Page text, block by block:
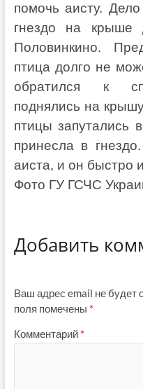
помочь аисту.
гнездо на крыше
Половинкино.
птица долго не
обратился к
поднялись на
птицы запутались
принесла в
аиста, и он быстро
Фото ГУ ГСЧС
Добавить
Ваш адрес email не будет
поля помечены *
Комментарий *